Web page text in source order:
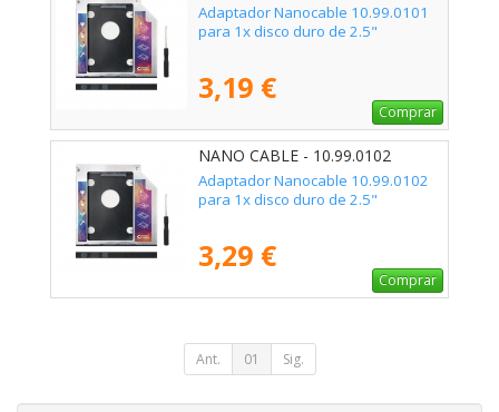
Adaptador Nanocable 10.99.0101
para 1x disco duro de 2.5"
3,19 €
Comprar
NANO CABLE - 10.99.0102
Adaptador Nanocable 10.99.0102
para 1x disco duro de 2.5"
3,29 €
Comprar
Ant. 01 Sig.